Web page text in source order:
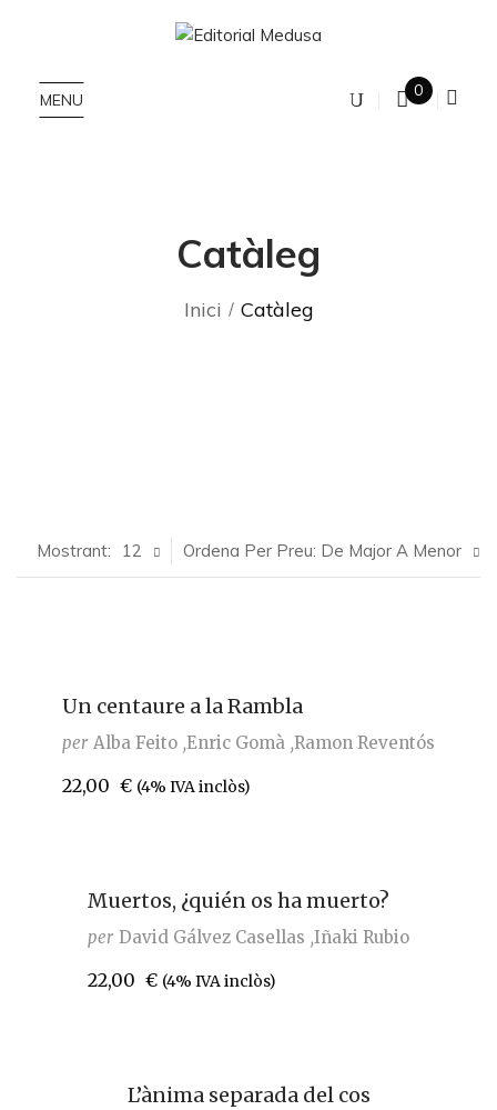
MENU 0
Catàleg
Inici Catàleg
Ordena Per Preu: De Major A Menor
Mostrant: 12
Un centaure a la Rambla
per Alba Feito Enric Gomà Ramon Reventós
22,00 € (4% IVA inclòs)
Muertos, ¿quién os ha muerto?
per David Gálvez Casellas Iñaki Rubio
22,00 € (4% IVA inclòs)
L’ànima separada del cos